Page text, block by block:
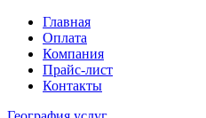
Главная
Оплата
Компания
Прайс-лист
Контакты